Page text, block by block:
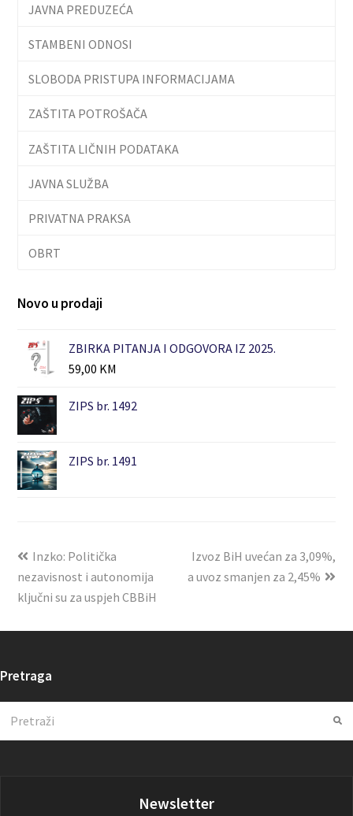
JAVNA PREDUZEĆA
STAMBENI ODNOSI
SLOBODA PRISTUPA INFORMACIJAMA
ZAŠTITA POTROŠAČA
ZAŠTITA LIČNIH PODATAKA
JAVNA SLUŽBA
PRIVATNA PRAKSA
OBRT
Novo u prodaji
ZBIRKA PITANJA I ODGOVORA IZ 2025.
59,00 KM
ZIPS br. 1492
ZIPS br. 1491
Inzko: Politička
nezavisnost i autonomija
ključni su za uspjeh CBBiH
Izvoz BiH uvećan za 3,09%,
a uvoz smanjen za 2,45%
Pretraga
Newsletter